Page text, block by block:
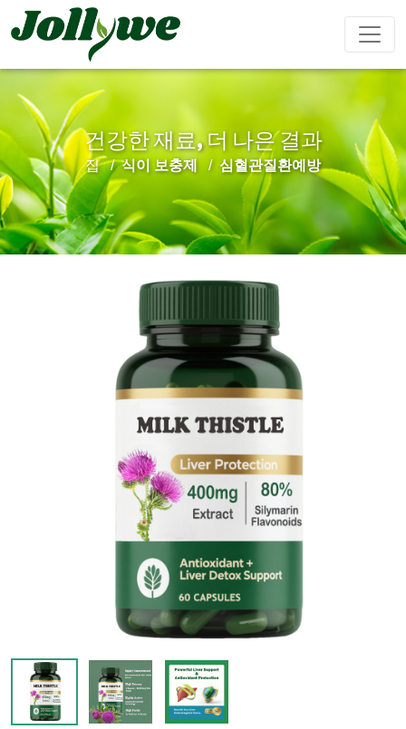
변비약 체중감량 면역강화 남성강화
수면제
성장 다이
어트
알약 캡슐 가루음료
티백
건강한 재료, 더 나은 결과
집 식이 보충제 심혈관질환예방